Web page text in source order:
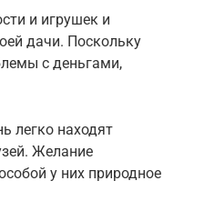
и игрушек и
дачи. Поскольку
с деньгами,
легко находят
Желание
у них природное